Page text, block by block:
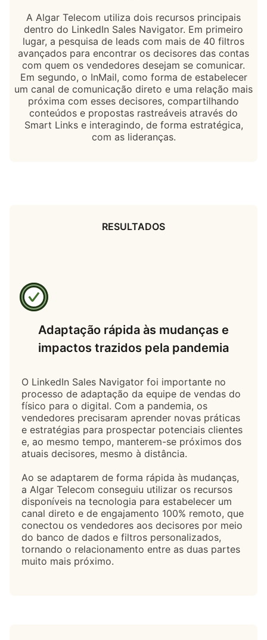
A Algar Telecom utiliza dois recursos principais
dentro do LinkedIn Sales Navigator. Em primeiro
lugar, a pesquisa de leads com mais de 40 filtros
avançados para encontrar os decisores das contas
com quem os vendedores desejam se comunicar.
Em segundo, o InMail, como forma de estabelecer
um canal de comunicação direto e uma relação mais
próxima com esses decisores, compartilhando
conteúdos e propostas rastreáveis através do
Smart Links e interagindo, de forma estratégica,
com as lideranças.
RESULTADOS
Adaptação rápida às mudanças e
impactos trazidos pela pandemia
O LinkedIn Sales Navigator foi importante no
processo de adaptação da equipe de vendas do
físico para o digital. Com a pandemia, os
vendedores precisaram aprender novas práticas
e estratégias para prospectar potenciais clientes
e, ao mesmo tempo, manterem-se próximos dos
atuais decisores, mesmo à distância.
Ao se adaptarem de forma rápida às mudanças,
a Algar Telecom conseguiu utilizar os recursos
disponíveis na tecnologia para estabelecer um
canal direto e de engajamento 100% remoto, que
conectou os vendedores aos decisores por meio
do banco de dados e filtros personalizados,
tornando o relacionamento entre as duas partes
muito mais próximo.